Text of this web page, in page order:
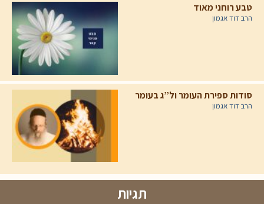
טבע רוחני מאוד
הרב דוד אגמון
סודות ספירת העומר ול”ג בעומר
הרב דוד אגמון
תגיות